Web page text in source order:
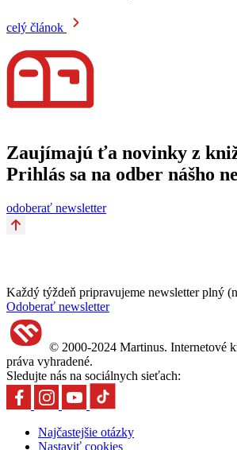
celý článok
Zaujímajú ťa novinky z
Prihlás sa na odber nášho
odoberať newsletter
Každý týždeň pripravujeme newsletter plný
Odoberať newsletter
© 2000-2024 Martinus. Internetové
práva vyhradené.
Sledujte nás na sociálnych sieťach:
Najčastejšie otázky
Nastaviť cookies